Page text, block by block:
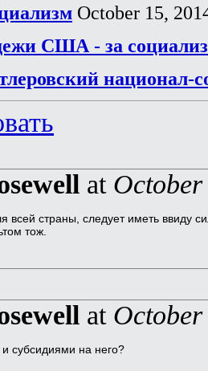
October 15,
США - за
национал-
at
всей страны, следует иметь ввиду
тож.
at
субсидиями на него?